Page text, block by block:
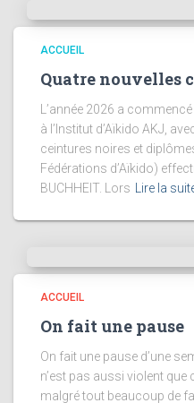
ACCUEIL
Quatre nouvelles
L’année 2026 a
à l’Institut d’Aïkido AKJ,
ceintures noires et
Fédérations d’Aïkido)
BUCHHEIT. Lors
Lire la
ACCUEIL
On fait une pause
On fait une pause d’une
n’est pas aussi violent
malgré tout beaucoup de